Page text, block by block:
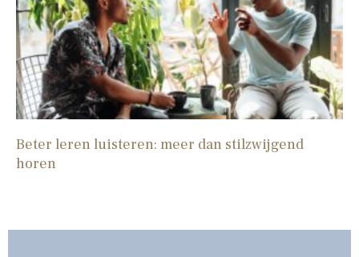
Beter leren luisteren: meer dan stilzwijgend
horen